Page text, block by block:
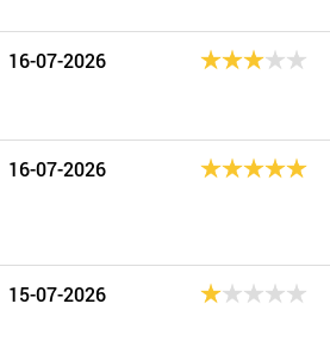
16-07-2026
16-07-2026
15-07-2026